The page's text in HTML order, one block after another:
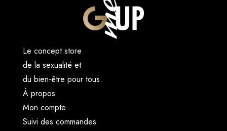
Le concept store
de la sexualité et
du bien-être pour tous.
À propos
Mon compte
Suivi des commandes